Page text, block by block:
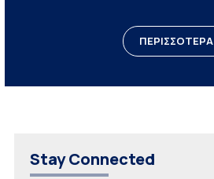
ΠΕΡΙΣΣΟΤΕΡΑ
Stay Connected